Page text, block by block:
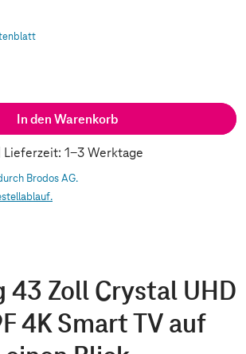
In den Warenkorb
| Lieferzeit: 1-3 Werktage
Brodos AG.
43 Zoll Crystal UHD
4K Smart TV auf